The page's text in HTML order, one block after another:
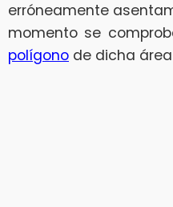
erróneamente
momento se
polígono de dicha